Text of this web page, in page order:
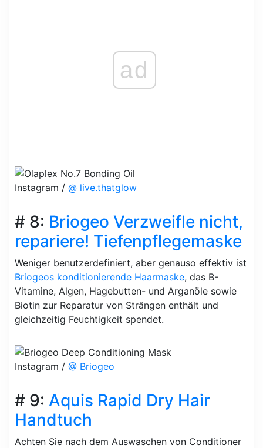
ad
Instagram / @ live.thatglow
# 8: Briogeo Verzweifle nicht,
repariere! Tiefenpflegemaske
Weniger benutzerdefiniert, aber genauso effektiv ist
Briogeos konditionierende Haarmaske, das B-
Vitamine, Algen, Hagebutten- und Arganöle sowie
Biotin zur Reparatur von Strängen enthält und
gleichzeitig Feuchtigkeit spendet.
Instagram / @ Briogeo
# 9: Aquis Rapid Dry Hair
Handtuch
Achten Sie nach dem Auswaschen von Conditioner